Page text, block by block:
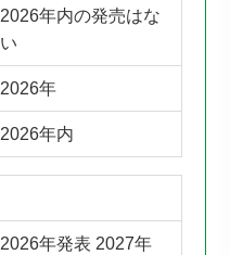
2026年内の発売はな
い
2026年
2026年内
2026年発表 2027年